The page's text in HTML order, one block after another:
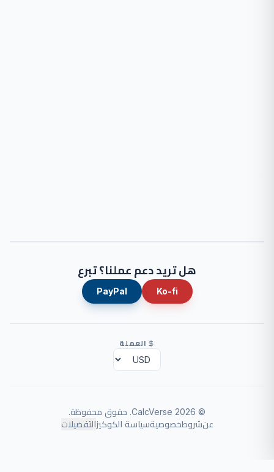
هل تريد دعم عملنا؟ تبرع
Ko-fi
PayPal
العملة
©
2026
CalcVerse
. حقوق محفوظة.
عنشروطخصوصيةسياسة الكوكيزالتفضيلات